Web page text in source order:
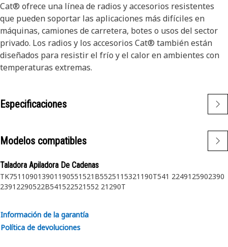
Cat® ofrece una línea de radios y accesorios resistentes
que pueden soportar las aplicaciones más difíciles en
máquinas, camiones de carretera, botes o usos del sector
privado. Los radios y los accesorios Cat® también están
diseñados para resistir el frío y el calor en ambientes con
temperaturas extremas.
Especificaciones
Modelos compatibles
Taladora Apiladora De Cadenas
TK751 109013901190551521B5525115321190T541 22491 25902390
2391 2290522B541522521552 21290T
Información de la garantía
Política de devoluciones